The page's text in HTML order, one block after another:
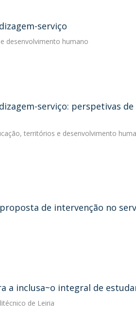
serviço
desenvolvimento humano
serviço: perspetivas
territórios e desenvolvimento
de intervenção no
a inclusa~o integral de
de Leiria